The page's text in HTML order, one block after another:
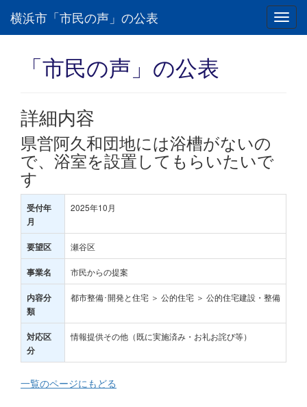
横浜市「市民の声」の公表
「市民の声」の公表
詳細内容
県営阿久和団地には浴槽がないの
で、浴室を設置してもらいたいで
す
受付年
月
2025年10月
要望区 瀬谷区
事業名 市民からの提案
内容分
類
都市整備･開発と住宅 ＞ 公的住宅 ＞ 公的住宅建設・整備
対応区
分
情報提供その他（既に実施済み・お礼お詫び等）
一覧のページにもどる